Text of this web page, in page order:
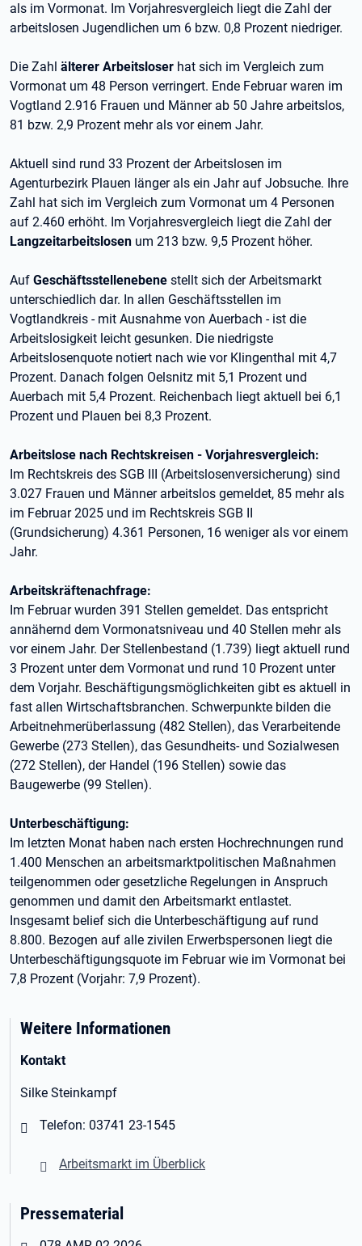
als im Vormonat. Im Vorjahresvergleich liegt die Zahl der
arbeitslosen Jugendlichen um 6 bzw. 0,8 Prozent niedriger.
Die Zahl älterer Arbeitsloser hat sich im Vergleich zum
Vormonat um 48 Person verringert. Ende Februar waren im
Vogtland 2.916 Frauen und Männer ab 50 Jahre arbeitslos,
81 bzw. 2,9 Prozent mehr als vor einem Jahr.
Aktuell sind rund 33 Prozent der Arbeitslosen im
Agenturbezirk Plauen länger als ein Jahr auf Jobsuche. Ihre
Zahl hat sich im Vergleich zum Vormonat um 4 Personen
auf 2.460 erhöht. Im Vorjahresvergleich liegt die Zahl der
Langzeitarbeitslosen um 213 bzw. 9,5 Prozent höher.
Auf Geschäftsstellenebene stellt sich der Arbeitsmarkt
unterschiedlich dar. In allen Geschäftsstellen im
Vogtlandkreis - mit Ausnahme von Auerbach - ist die
Arbeitslosigkeit leicht gesunken. Die niedrigste
Arbeitslosenquote notiert nach wie vor Klingenthal mit 4,7
Prozent. Danach folgen Oelsnitz mit 5,1 Prozent und
Auerbach mit 5,4 Prozent. Reichenbach liegt aktuell bei 6,1
Prozent und Plauen bei 8,3 Prozent.
Arbeitslose nach Rechtskreisen - Vorjahresvergleich:
Im Rechtskreis des SGB III (Arbeitslosenversicherung) sind
3.027 Frauen und Männer arbeitslos gemeldet, 85 mehr als
im Februar 2025 und im Rechtskreis SGB II
(Grundsicherung) 4.361 Personen, 16 weniger als vor einem
Jahr.
Arbeitskräftenachfrage:
Im Februar wurden 391 Stellen gemeldet. Das entspricht
annähernd dem Vormonatsniveau und 40 Stellen mehr als
vor einem Jahr. Der Stellenbestand (1.739) liegt aktuell rund
3 Prozent unter dem Vormonat und rund 10 Prozent unter
dem Vorjahr. Beschäftigungsmöglichkeiten gibt es aktuell in
fast allen Wirtschaftsbranchen. Schwerpunkte bilden die
Arbeitnehmerüberlassung (482 Stellen), das Verarbeitende
Gewerbe (273 Stellen), das Gesundheits- und Sozialwesen
(272 Stellen), der Handel (196 Stellen) sowie das
Baugewerbe (99 Stellen).
Unterbeschäftigung:
Im letzten Monat haben nach ersten Hochrechnungen rund
1.400 Menschen an arbeitsmarktpolitischen Maßnahmen
teilgenommen oder gesetzliche Regelungen in Anspruch
genommen und damit den Arbeitsmarkt entlastet.
Insgesamt belief sich die Unterbeschäftigung auf rund
8.800. Bezogen auf alle zivilen Erwerbspersonen liegt die
Unterbeschäftigungsquote im Februar wie im Vormonat bei
7,8 Prozent (Vorjahr: 7,9 Prozent).
Weitere Informationen
Kontakt
Silke Steinkampf
Telefon: 03741 23-1545
Arbeitsmarkt im Überblick
Pressematerial